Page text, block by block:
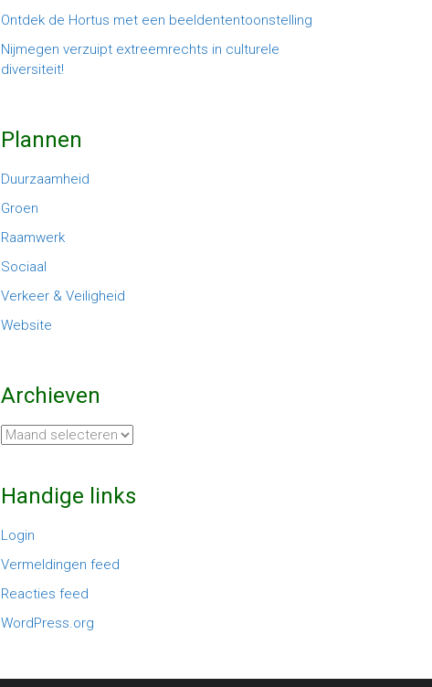
Ontdek de Hortus met een beeldententoonstelling
Nijmegen verzuipt extreemrechts in culturele
diversiteit!
Plannen
Duurzaamheid
Groen
Raamwerk
Sociaal
Verkeer & Veiligheid
Website
Archieven
Archieven
Handige links
Login
Vermeldingen feed
Reacties feed
WordPress.org